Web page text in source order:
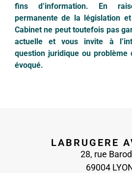
fins d’information. En
permanente de la législation
Cabinet ne peut toutefois pas
actuelle et vous invite à
question juridique ou problème
évoqué.
LABRUGERE
28, rue
69004